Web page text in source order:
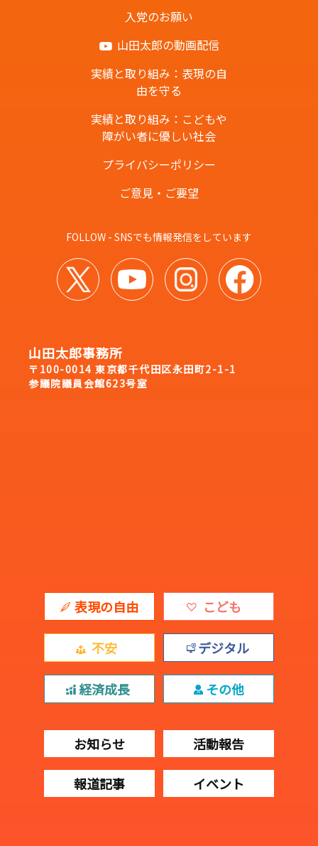
入党のお願い
山田太郎の動画配信
実績と取り組み：表現の自
由を守る
実績と取り組み：こどもや
障がい者に優しい社会
プライバシーポリシー
ご意見・ご要望
FOLLOW - SNSでも情報発信をしています
山田太郎事務所
〒100-0014 東京都千代田区永田町2-1-1
参議院議員会館623号室
表現の自由 こども
不安 デジタル
経済成長 その他
お知らせ 活動報告
報道記事 イベント